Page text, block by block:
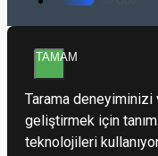
TAMAM
Tarama
geliştirmek için
teknolojileri